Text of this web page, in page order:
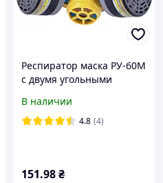
Респиратор маска РУ-60М
с двумя угольными
Украина
В наличии
4.8 (4)
151.98₴